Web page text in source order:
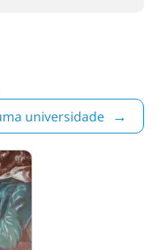
universidade